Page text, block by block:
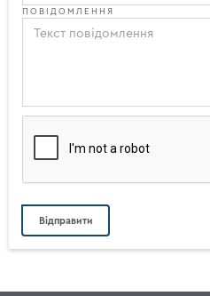
ПОВІДОМЛЕННЯ